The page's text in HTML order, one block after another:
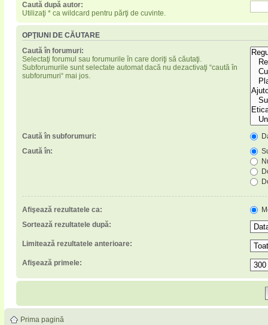
Caută după autor:
Utilizaţi * ca wildcard pentru părţi de cuvinte.
OPŢIUNI DE CĂUTARE
Caută în forumuri:
Selectaţi forumul sau forumurile în care doriţi să căutaţi.
Subforumurile sunt selectate automat dacă nu dezactivaţi “caută în
subforumuri“ mai jos.
Caută în subforumuri:
Caută în:
Afişează rezultatele ca:
Sortează rezultatele după:
Limitează rezultatele anterioare:
Afişează primele:
Prima pagină